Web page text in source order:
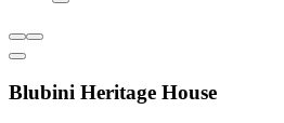
Blubini Heritage House